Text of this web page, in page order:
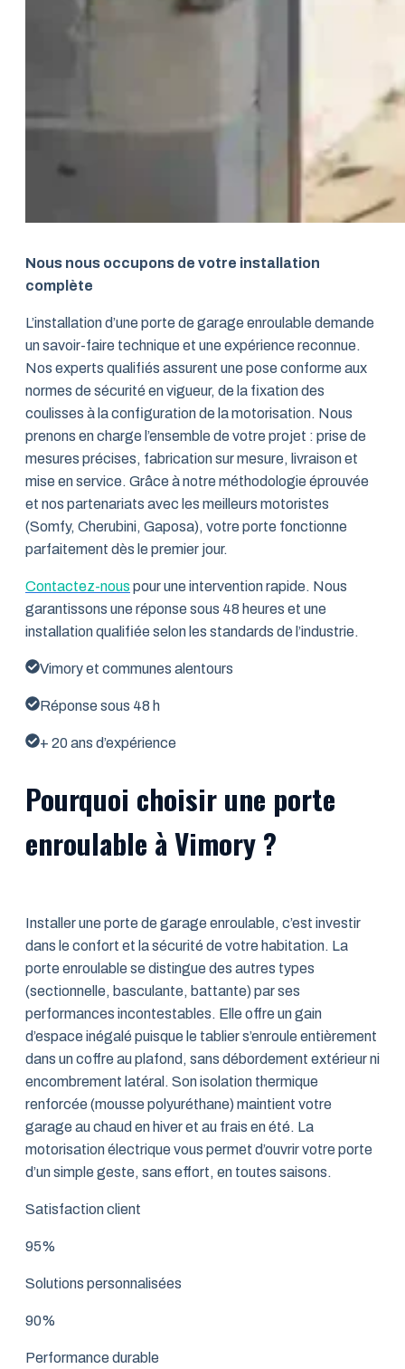
Nous nous occupons de votre installation
complète
L’installation d’une porte de garage enroulable demande
un savoir-faire technique et une expérience reconnue.
Nos experts qualifiés assurent une pose conforme aux
normes de sécurité en vigueur, de la fixation des
coulisses à la configuration de la motorisation. Nous
prenons en charge l’ensemble de votre projet : prise de
mesures précises, fabrication sur mesure, livraison et
mise en service. Grâce à notre méthodologie éprouvée
et nos partenariats avec les meilleurs motoristes
(Somfy, Cherubini, Gaposa), votre porte fonctionne
parfaitement dès le premier jour.
Contactez-nous pour une intervention rapide. Nous
garantissons une réponse sous 48 heures et une
installation qualifiée selon les standards de l’industrie.
Vimory et communes alentours
Réponse sous 48 h
+ 20 ans d’expérience
Pourquoi choisir une porte
enroulable à Vimory ?
Installer une porte de garage enroulable, c’est investir
dans le confort et la sécurité de votre habitation. La
porte enroulable se distingue des autres types
(sectionnelle, basculante, battante) par ses
performances incontestables. Elle offre un gain
d’espace inégalé puisque le tablier s’enroule entièrement
dans un coffre au plafond, sans débordement extérieur ni
encombrement latéral. Son isolation thermique
renforcée (mousse polyuréthane) maintient votre
garage au chaud en hiver et au frais en été. La
motorisation électrique vous permet d’ouvrir votre porte
d’un simple geste, sans effort, en toutes saisons.
Satisfaction client
95%
Solutions personnalisées
90%
Performance durable